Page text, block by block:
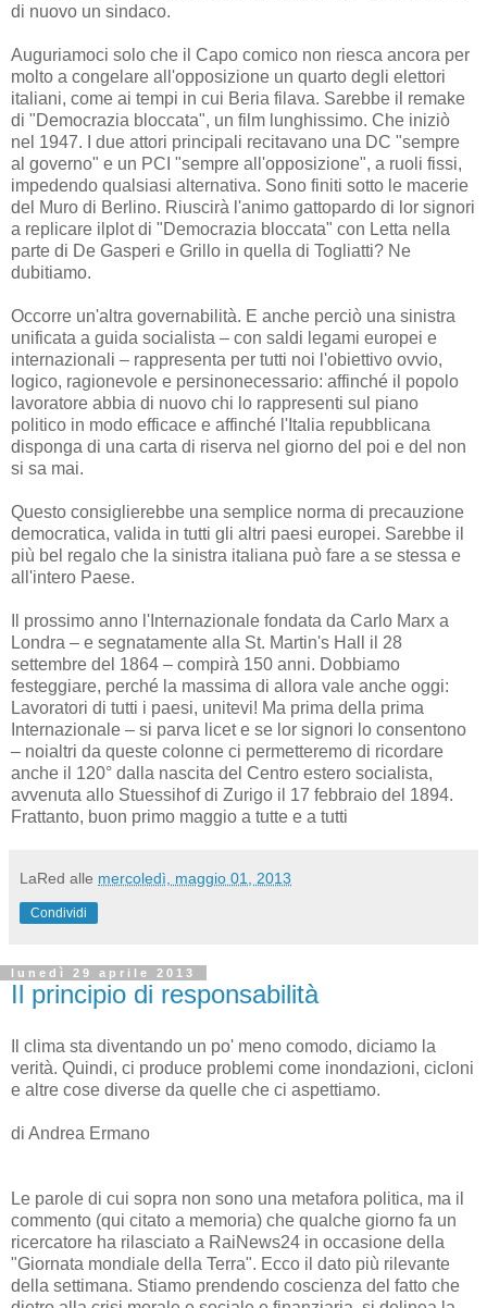
di nuovo un sindaco.
Auguriamoci solo che il Capo comico non riesca ancora per
molto a congelare all'opposizione un quarto degli elettori
italiani, come ai tempi in cui Beria filava. Sarebbe il remake
di "Democrazia bloccata", un film lunghissimo. Che iniziò
nel 1947. I due attori principali recitavano una DC "sempre
al governo" e un PCI "sempre all'opposizione", a ruoli fissi,
impedendo qualsiasi alternativa. Sono finiti sotto le macerie
del Muro di Berlino. Riuscirà l'animo gattopardo di lor signori
a replicare ilplot di "Democrazia bloccata" con Letta nella
parte di De Gasperi e Grillo in quella di Togliatti? Ne
dubitiamo.
Occorre un'altra governabilità. E anche perciò una sinistra
unificata a guida socialista – con saldi legami europei e
internazionali – rappresenta per tutti noi l'obiettivo ovvio,
logico, ragionevole e persinonecessario: affinché il popolo
lavoratore abbia di nuovo chi lo rappresenti sul piano
politico in modo efficace e affinché l'Italia repubblicana
disponga di una carta di riserva nel giorno del poi e del non
si sa mai.
Questo consiglierebbe una semplice norma di precauzione
democratica, valida in tutti gli altri paesi europei. Sarebbe il
più bel regalo che la sinistra italiana può fare a se stessa e
all'intero Paese.
Il prossimo anno l'Internazionale fondata da Carlo Marx a
Londra – e segnatamente alla St. Martin's Hall il 28
settembre del 1864 – compirà 150 anni. Dobbiamo
festeggiare, perché la massima di allora vale anche oggi:
Lavoratori di tutti i paesi, unitevi! Ma prima della prima
Internazionale – si parva licet e se lor signori lo consentono
– noialtri da queste colonne ci permetteremo di ricordare
anche il 120° dalla nascita del Centro estero socialista,
avvenuta allo Stuessihof di Zurigo il 17 febbraio del 1894.
Frattanto, buon primo maggio a tutte e a tutti
LaRed alle mercoledì, maggio 01, 2013
Condividi
lunedì 29 aprile 2013
Il principio di responsabilità
Il clima sta diventando un po' meno comodo, diciamo la
verità. Quindi, ci produce problemi come inondazioni, cicloni
e altre cose diverse da quelle che ci aspettiamo.
di Andrea Ermano
Le parole di cui sopra non sono una metafora politica, ma il
commento (qui citato a memoria) che qualche giorno fa un
ricercatore ha rilasciato a RaiNews24 in occasione della
"Giornata mondiale della Terra". Ecco il dato più rilevante
della settimana. Stiamo prendendo coscienza del fatto che